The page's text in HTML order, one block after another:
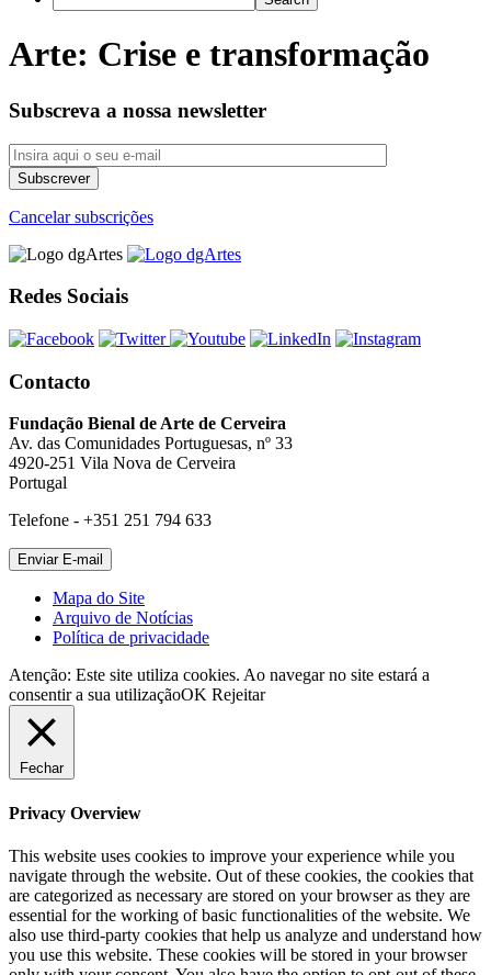
Arte: Crise e transformação
Subscreva a nossa newsletter
Cancelar subscrições
Redes Sociais
Contacto
Fundação Bienal de Arte de Cerveira
Av. das Comunidades Portuguesas, nº 33
4920-251 Vila Nova de Cerveira
Portugal
Telefone - +351 251 794 633
Mapa do Site
Arquivo de Notícias
Política de privacidade
Atenção: Este site utiliza cookies. Ao navegar no site estará a
consentir a sua utilizaçãoOK Rejeitar
Fechar
Privacy Overview
This website uses cookies to improve your experience while you
navigate through the website. Out of these cookies, the cookies that
are categorized as necessary are stored on your browser as they are
essential for the working of basic functionalities of the website. We
also use third-party cookies that help us analyze and understand how
you use this website. These cookies will be stored in your browser